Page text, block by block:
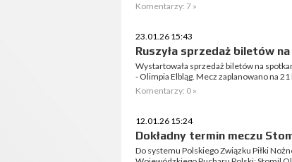
Komentarzy: 7 »
23.01.26 15:43
Ruszyła sprzedaż biletów
Wystartowała sprzedaż biletów na
- Olimpia Elbląg. Mecz zaplanowano na
Komentarzy: 0 »
12.01.26 15:24
Dokładny termin meczu
Do systemu Polskiego Związku Piłki